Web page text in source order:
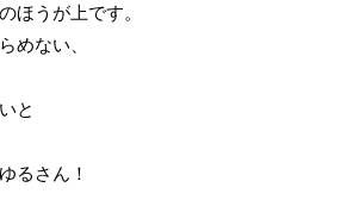
ほうが上です。
めない、
と
るさん！